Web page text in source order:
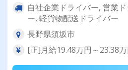
自社企業ドライバー, 営業
ー, 軽貨物配送ドライバー
長野県須坂市
[正]月給19.48万円～23.38